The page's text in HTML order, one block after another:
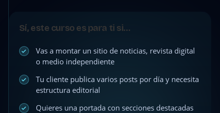
Sí, este curso es para ti si…
Vas a montar un sitio de noticias, revista digital
o medio independiente
Tu cliente publica varios posts por día y necesita
estructura editorial
Quieres una portada con secciones destacadas